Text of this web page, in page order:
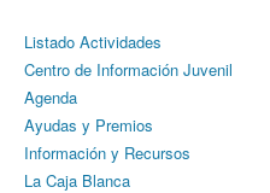
Listado Actividades
Centro de Información Juvenil
Agenda
Ayudas y Premios
Información y Recursos
La Caja Blanca